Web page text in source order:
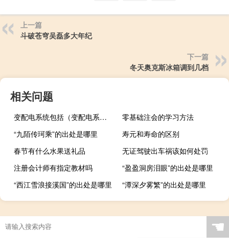
上一篇
斗破苍穹吴磊多大年纪
下一篇
冬天奥克斯冰箱调到几档
相关问题
变配电系统包括（变配电系统包括）
零基础注会的学习方法
“九陌传珂乘”的出处是哪里
寿元和寿命的区别
春节有什么水果送礼品
无证驾驶出车祸该如何处罚
注册会计师有指定教材吗
“盈盈洞房泪眼”的出处是哪里
“西江雪浪接溪国”的出处是哪里
“潭深夕雾繁”的出处是哪里
☚